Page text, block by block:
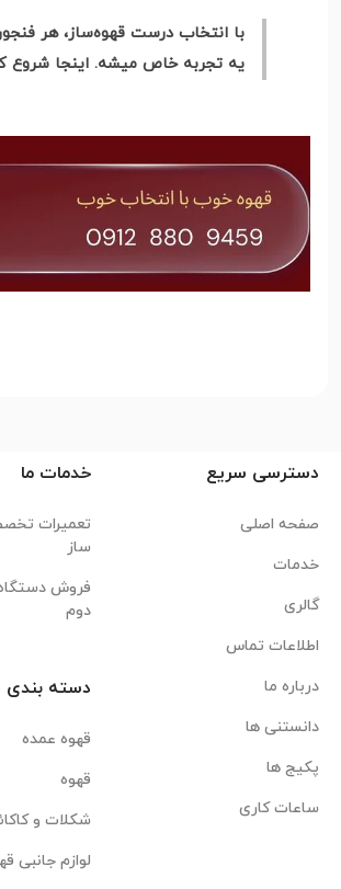
با انتخاب درست قهوه‌ساز، هر
یه تجربه خاص میشه. اینجا شروع
دسترسی سریع
صفحه اصلی
خدمات
گالری
اطلاعات تماس
درباره ما
دانستنی ها
پکیج ها
ساعات کاری
خدمات ما
تعمیرات
ساز
فروش
دوم
دسته بندی
قهوه عمده
قهوه
شکلات و
لوازم جانبی